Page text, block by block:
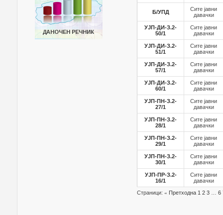
Б/УПД
Сите јавни
давачки
УЈП-ДИ-З.2-
50/1
Сите јавни
давачки
УЈП-ДИ-З.2-
51/1
Сите јавни
давачки
УЈП-ДИ-З.2-
57/1
Сите јавни
давачки
УЈП-ДИ-З.2-
60/1
Сите јавни
давачки
УЈП-ПН-З.2-
27/1
Сите јавни
давачки
УЈП-ПН-З.2-
28/1
Сите јавни
давачки
УЈП-ПН-З.2-
29/1
Сите јавни
давачки
УЈП-ПН-З.2-
30/1
Сите јавни
давачки
УЈП-ПР-З.2-
16/1
Сите јавни
давачки
Страници: « Претходна 1 2 3 6